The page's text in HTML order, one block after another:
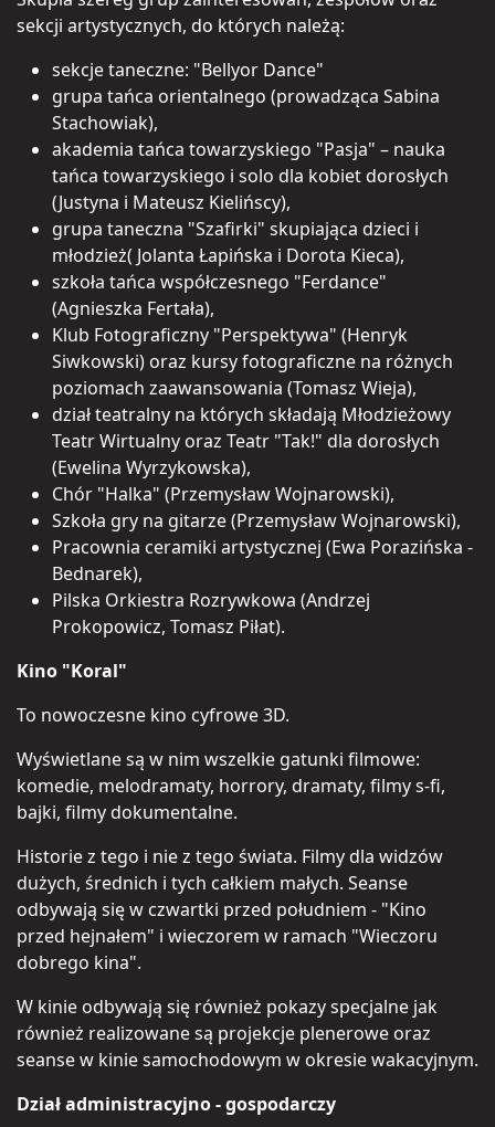
sekcji artystycznych, do których należą:
sekcje taneczne: "Bellyor Dance"
grupa tańca orientalnego (prowadząca Sabina
Stachowiak),
akademia tańca towarzyskiego "Pasja" – nauka
tańca towarzyskiego i solo dla kobiet dorosłych
(Justyna i Mateusz Kielińscy),
grupa taneczna "Szafirki" skupiająca dzieci i
młodzież( Jolanta Łapińska i Dorota Kieca),
szkoła tańca współczesnego "Ferdance"
(Agnieszka Fertała),
Klub Fotograficzny "Perspektywa" (Henryk
Siwkowski) oraz kursy fotograficzne na różnych
poziomach zaawansowania (Tomasz Wieja),
dział teatralny na których składają Młodzieżowy
Teatr Wirtualny oraz Teatr "Tak!" dla dorosłych
(Ewelina Wyrzykowska),
Chór "Halka" (Przemysław Wojnarowski),
Szkoła gry na gitarze (Przemysław Wojnarowski),
Pracownia ceramiki artystycznej (Ewa Porazińska -
Bednarek),
Pilska Orkiestra Rozrywkowa (Andrzej
Prokopowicz, Tomasz Piłat).
Kino "Koral"
To nowoczesne kino cyfrowe 3D.
Wyświetlane są w nim wszelkie gatunki filmowe:
komedie, melodramaty, horrory, dramaty, filmy s-fi,
bajki, filmy dokumentalne.
Historie z tego i nie z tego świata. Filmy dla widzów
dużych, średnich i tych całkiem małych. Seanse
odbywają się w czwartki przed południem - "Kino
przed hejnałem" i wieczorem w ramach "Wieczoru
dobrego kina".
W kinie odbywają się również pokazy specjalne jak
również realizowane są projekcje plenerowe oraz
seanse w kinie samochodowym w okresie wakacyjnym.
Dział administracyjno - gospodarczy